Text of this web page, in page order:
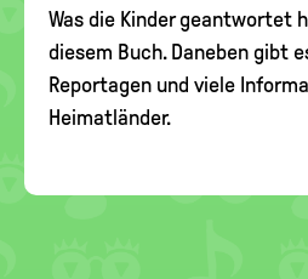
Was die Kinder geantwortet
diesem Buch. Daneben gibt
Reportagen und viele
Heimatländer.